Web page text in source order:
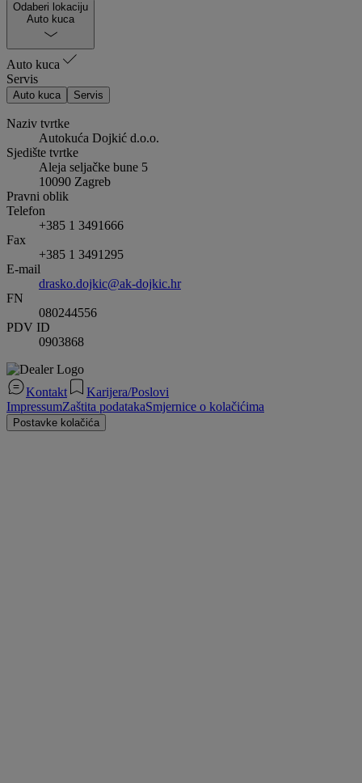
Odaberi lokaciju
Auto kuca
Auto kuca
Servis
Auto kuca Servis
Naziv tvrtke
Autokuća Dojkić d.o.o.
Sjedište tvrtke
Aleja seljačke bune 5
10090 Zagreb
Pravni oblik
Telefon
+385 1 3491666
Fax
+385 1 3491295
E-mail
drasko.dojkic@ak-dojkic.hr
FN
080244556
PDV ID
0903868
Kontakt
Karijera/Poslovi
ImpressumZaštita podatakaSmjernice o kolačićima
Postavke kolačića